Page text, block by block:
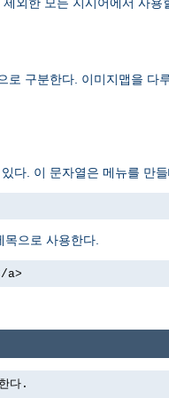
로 구분한다. 이미지맵을 다
다. 이 문자열은 메뉴를 만
목으로 사용한다.
a>
다.